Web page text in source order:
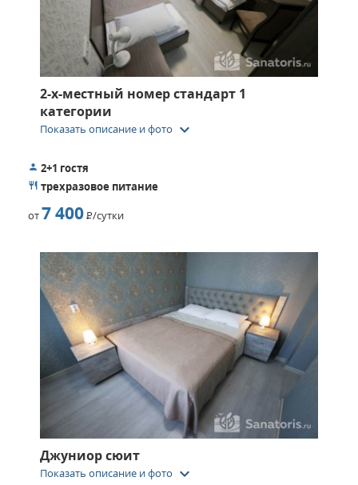
2-х-местный номер стандарт 1
категории
Показать описание и фото keyboard_arrow_down
2+1 гостя
трехразовое питание
от7 400Р/сутки
Джуниор сюит
Показать описание и фото keyboard_arrow_down